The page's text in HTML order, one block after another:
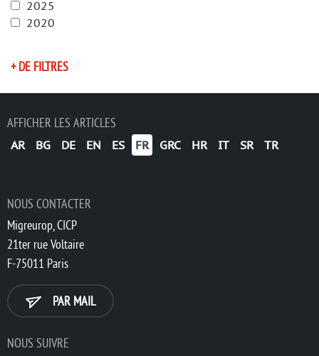
2025
2020
+ DE FILTRES
AFFICHER LES ARTICLES
AR BG DE EN ES FR GRC HR IT SR TR
NOUS CONTACTER
Migreurop, CICP
21ter rue Voltaire
F-75011 Paris
PAR MAIL
NOUS SUIVRE